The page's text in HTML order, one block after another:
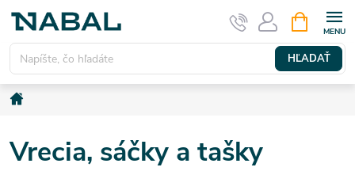
Prejsť
obsah
HĽADAŤ
KOŠÍK
Domov
Vrecia, sáčky a tašky